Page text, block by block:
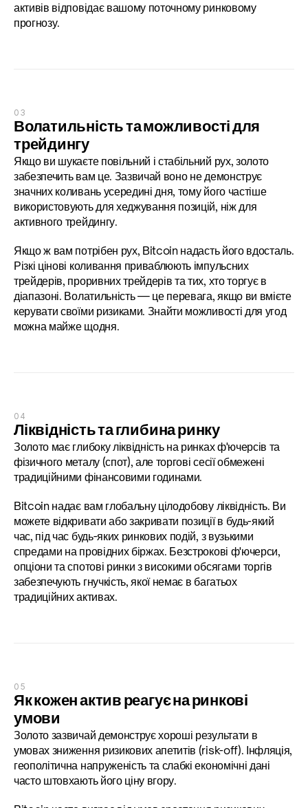
активів відповідає вашому поточному ринковому
прогнозу.
03
Волатильність та можливості для
трейдингу
Якщо ви шукаєте повільний і стабільний рух, золото
забезпечить вам це. Зазвичай воно не демонструє
значних коливань усередині дня, тому його частіше
використовують для хеджування позицій, ніж для
активного трейдингу.
Якщо ж вам потрібен рух, Bitcoin надасть його вдосталь.
Різкі цінові коливання приваблюють імпульсних
трейдерів, проривних трейдерів та тих, хто торгує в
діапазоні. Волатильність — це перевага, якщо ви вмієте
керувати своїми ризиками. Знайти можливості для угод
можна майже щодня.
04
Ліквідність та глибина ринку
Золото має глибоку ліквідність на ринках ф'ючерсів та
фізичного металу (спот), але торгові сесії обмежені
традиційними фінансовими годинами.
Bitcoin надає вам глобальну цілодобову ліквідність. Ви
можете відкривати або закривати позиції в будь-який
час, під час будь-яких ринкових подій, з вузькими
спредами на провідних біржах. Безстрокові ф'ючерси,
опціони та спотові ринки з високими обсягами торгів
забезпечують гнучкість, якої немає в багатьох
традиційних активах.
05
Як кожен актив реагує на ринкові
умови
Золото зазвичай демонструє хороші результати в
умовах зниження ризикових апетитів (risk-off). Інфляція,
геополітична напруженість та слабкі економічні дані
часто штовхають його ціну вгору.